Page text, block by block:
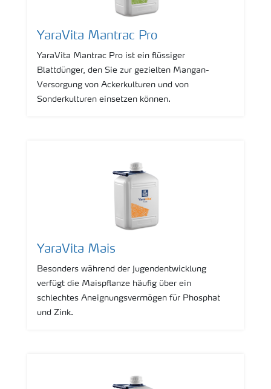
YaraVita Mantrac Pro
YaraVita Mantrac Pro ist ein flüssiger
Blattdünger, den Sie zur gezielten Mangan-
Versorgung von Ackerkulturen und von
Sonderkulturen einsetzen können.
YaraVita Mais
Besonders während der Jugendentwicklung
verfügt die Maispflanze häufig über ein
schlechtes Aneignungsvermögen für Phosphat
und Zink.